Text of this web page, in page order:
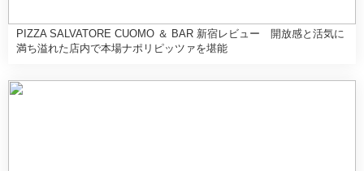
PIZZA SALVATORE CUOMO ＆ BAR 新宿レビュー 開放感と活気に
満ち溢れた店内で本場ナポリピッツァを堪能